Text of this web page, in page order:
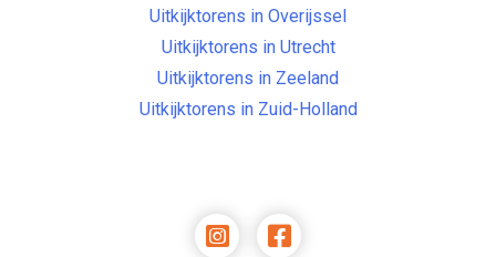
Uitkijktorens in Overijssel
Uitkijktorens in Utrecht
Uitkijktorens in Zeeland
Uitkijktorens in Zuid-Holland